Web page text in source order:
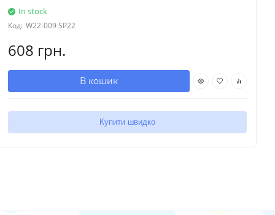
In stock
Код: W22-009 SP22
608 грн.
В кошик
Купити швидко